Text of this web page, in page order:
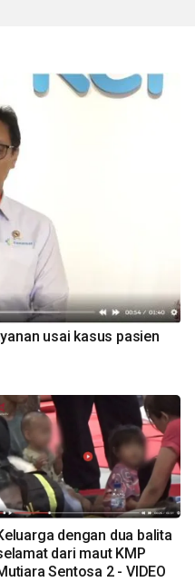
usai kasus pasien
dengan dua balita
dari maut KMP
Sentosa 2 - VIDEO